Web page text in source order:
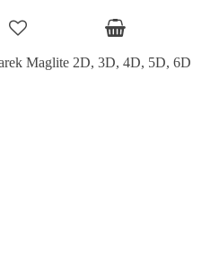
Maglite 2D, 3D, 4D, 5D, 6D